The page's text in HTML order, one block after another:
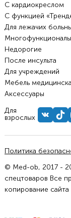
С кардиокреслом
С функцией
Для лежачих
Недорогие
После инсульта
Для учреждений
Мебель
Аксессуары
Для
взрослых
Политика
© Med-ob, 2017 -
спецтоваров Все
копирование